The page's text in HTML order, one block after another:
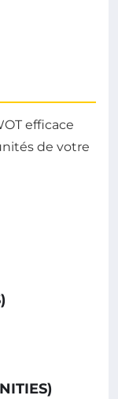
efficace
de votre